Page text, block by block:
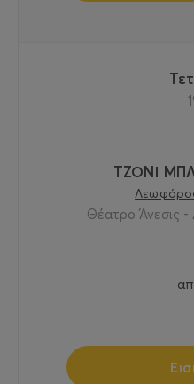
ΤΖΟΝΙ
Θέατρο Άνεσις -